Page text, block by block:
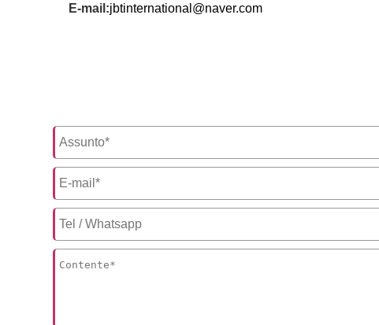
E-mail:jbtinternational@naver.com